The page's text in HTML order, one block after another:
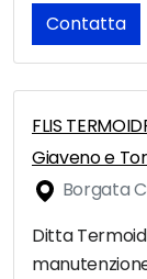
Contatta
FLIS
Giaveno e
Borgata
Ditta